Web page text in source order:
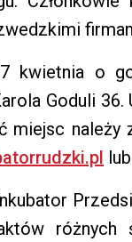
kwietnia o
Goduli 36.
miejsc należy
różnych